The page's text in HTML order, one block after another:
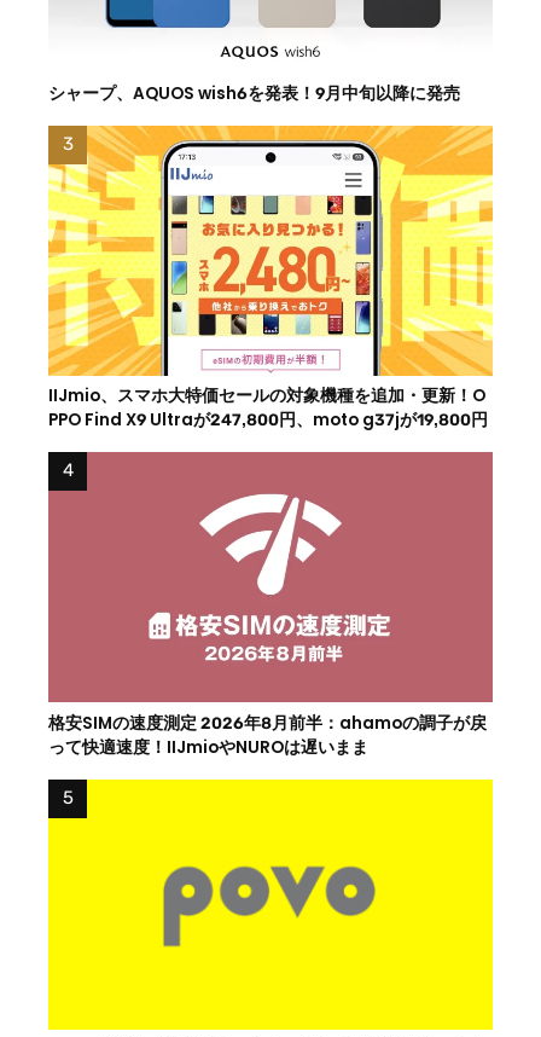
シャープ、AQUOS wish6を発表！9月中旬以降に発売
IIJmio、スマホ大特価セールの対象機種を追加・更新！O
PPO Find X9 Ultraが247,800円、moto g37jが19,800円
格安SIMの速度測定 2026年8月前半：ahamoの調子が戻
って快適速度！IIJmioやNUROは遅いまま